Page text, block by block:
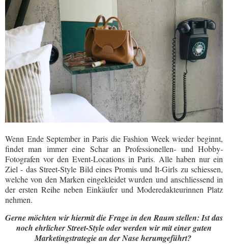
Wenn Ende September in Paris die Fashion Week wieder beginnt,
findet man immer eine Schar an Professionellen- und Hobby-
Fotografen vor den Event-Locations in Paris. Alle haben nur ein
Ziel - das Street-Style Bild eines Promis und It-Girls zu schiessen,
welche von den Marken eingekleidet wurden und anschliessend in
der ersten Reihe neben Einkäufer und Moderedakteurinnen Platz
nehmen.
Gerne möchten wir hiermit die Frage in den Raum stellen: Ist das
noch ehrlicher Street-Style oder werden wir mit einer guten
Marketingstrategie an der Nase herumgeführt?